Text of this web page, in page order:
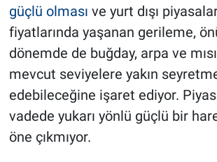
güçlü olması ve yurt dışı
fiyatlarında yaşanan gerileme,
dönemde de buğday, arpa ve
mevcut seviyelere yakın
edebileceğine işaret ediyor.
vadede yukarı yönlü güçlü bir
öne çıkmıyor.